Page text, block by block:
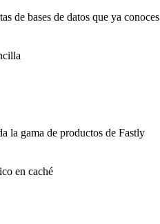
de bases de datos que ya conoces
la gama de productos de Fastly
en caché